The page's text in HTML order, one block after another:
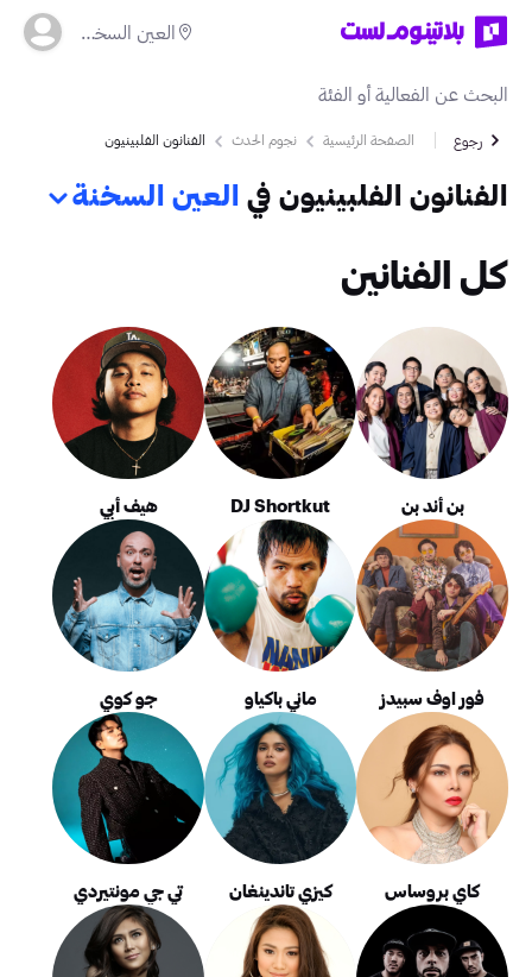
العين السخنة
رجوع الصفحة الرئيسية نجوم الحدث الفنانون الفلبينيون
الفنانون الفلبينيون في العين السخنة
كل الفنانين
بن أند بن DJ Shortkut هيف أبي
فور اوف سبيدز ماني باكياو جو كوي
كاي بروساس كيزي تاندينغان تي جي مونتيردي